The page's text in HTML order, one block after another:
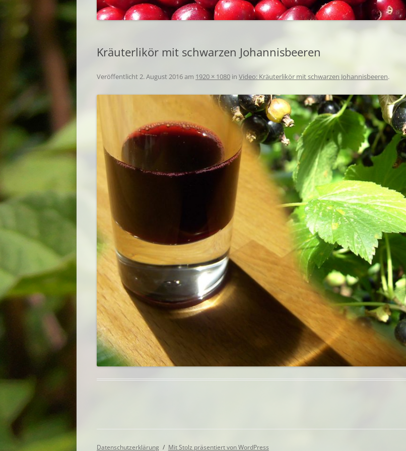
BEZUGSQUELLEN
URBAN GARDENING
Kräuterlikör mit schwarzen Johannisbeeren
Veröffentlicht2. August 2016am 1920 × 1080 in Video: Kräuterlikör mit schwarzen Johannisbeeren.
Datenschutzerklärung Mit Stolz präsentiert von WordPress